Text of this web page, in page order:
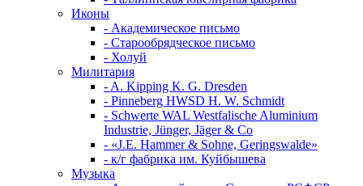
Иконы
- Академическое письмо
- Старообрядческое письмо
- Холуй
Милитария
- A. Kipping K. G. Dresden
- Pinneberg HWSD H. W. Schmidt
- Schwerte WAL Westfalische Aluminium
Industrie, Jünger, Jäger & Co
- «J.E. Hammer & Sohne, Geringswalde»
- к/г фабрика им. Куйбышева
Музыка